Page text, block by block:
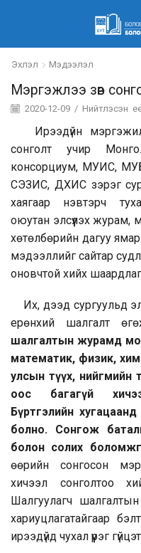
Эхлэл Мэдээлэл
Мэргэжлээ зөв
2020-12-09 / Нийтлэсэн
Ирээдүйн
сонголт учир
консорциум, МУИС,
СЭЗИС, ДХИС зэрэг
хаягаар нэвтэрч
оюутан элсүүлэх журам,
хөтөлбөрийн дагуу
мэдээллийг сайтар
оновчтой хийх
Их, дээд сургуульд
ерөнхий шалгалт
шалгалтын журамд
математик, физик,
улсын түүх, нийгмийн
оос багагүй
Бүртгэлийн
болно. Сонгож
болон солих
өөрийн сонгосон
хичээл сонголтоо
Шалгуулагч
хариуцлагатайгаар
ирээдүйд чухал үүрэг